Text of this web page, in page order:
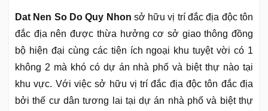
Dat Nen So Do Quy Nhon sở hữu vị trí đắc địa độc tôn
đắc địa nên được thừa hưởng cơ sở giao thông đồng
bộ hiện đại cùng các tiện ích ngoại khu tuyệt vời có 1
không 2 mà khó có dự án nhà phố và biệt thự nào tại
khu vực. Với việc sở hữu vị trí đắc địa độc tôn đắc địa
bởi thế cư dân tương lai tại dự án nhà phố và biệt thự